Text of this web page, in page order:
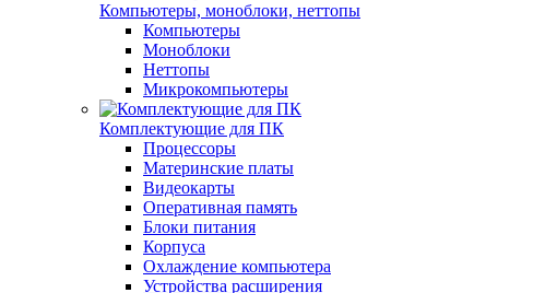
Компьютеры, моноблоки, неттопы
Компьютеры
Моноблоки
Неттопы
Микрокомпьютеры
Комплектующие для ПК
Процессоры
Материнские платы
Видеокарты
Оперативная память
Блоки питания
Корпуса
Охлаждение компьютера
Устройства расширения